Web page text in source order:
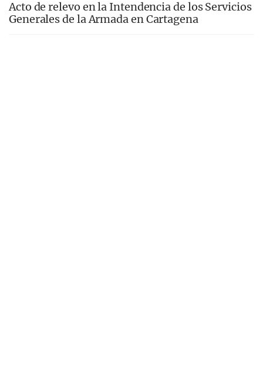
Acto de relevo en la Intendencia de los Servicios
Generales de la Armada en Cartagena